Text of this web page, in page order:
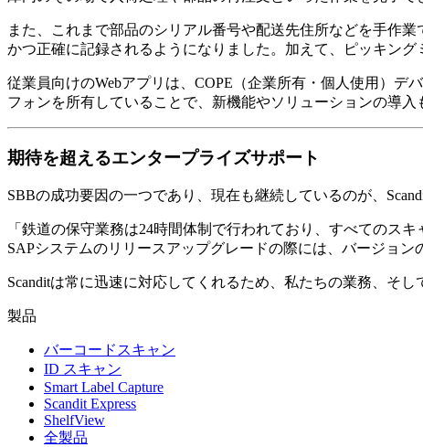
また、これまで部品のシリアル番号や配送先住所などを手作
かつ正確に記録されるようになりました。加えて、ピッキン
従業員向けのWebアプリは、COPE（企業所有・個人使用）
フォンを所有していることで、新機能やソリューションの導入
期待を超えるエンタープライズサポート
SBBの成功要因の一つであり、現在も継続しているのが、
「鉄道の保守業務は24時間体制で行われており、すべてのス
SAPシステムのリリースアップグレードの際には、バージョ
Scanditは常に迅速に対応してくれるため、私たちの業務、そ
製品
バーコードスキャン
ID スキャン
Smart Label Capture
Scandit Express
ShelfView
全製品